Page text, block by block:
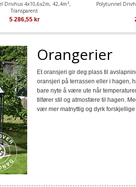
Drivhus 4x10,6x2m, 42,4m²,
Transparent
5 286,55kr
Polytunnel
Orangerier
Et oransjeri gir deg plass til
oransjeri på terrassen eller i hagen,
bare nyte å være ute når
tilfører stil og atmosfære til hagen.
vær mer matnyttig og dyrk